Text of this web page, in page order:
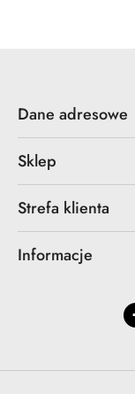
Dane adresowe
Sklep
Strefa klienta
Informacje